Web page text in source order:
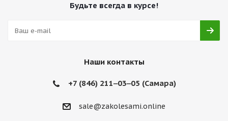
Будьте всегда в курсе!
Наши контакты
+7 (846) 211‒03‒05 (Самара)
sale@zakolesami.online